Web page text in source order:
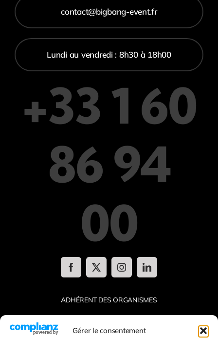
Gérer le consentement
contact@bigbang-event.fr
Lundi au vendredi : 8h30 à 18h00
+33 1 60
86 94
00
ADHÉRENT DES ORGANISMES